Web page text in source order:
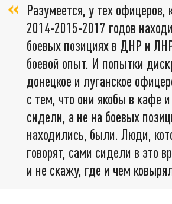
Разумеется, у тех офицеров,
2014-2015-2017 годов
боевых позициях в ДНР и
боевой опыт. И попытки
донецкое и луганское
с тем, что они якобы в кафе
сидели, а не на боевых
находились, были. Люди,
говорят, сами сидели в это
и не скажу, где и чем